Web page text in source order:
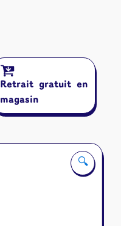
🔍
Retrait gratuit en
magasin